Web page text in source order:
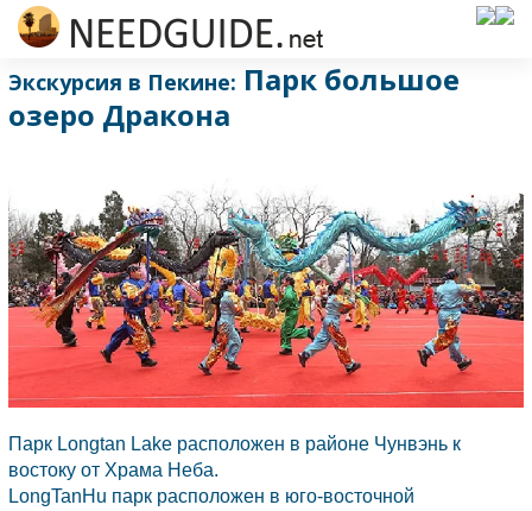
Экскурсия в Пекине: Парк большое
озеро Дракона
Парк Longtan Lake расположен в районе Чунвэнь к
востоку от Храма Неба.
LongTanHu парк расположен в юго-восточной